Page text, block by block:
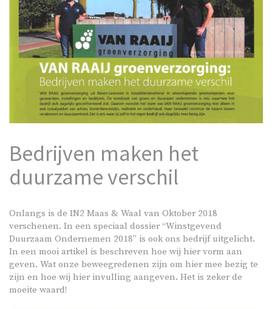
Bedrijven maken het
duurzame verschil
Onlangs is de IN2 Maas & Waal van Oktober 2018
verschenen. In een speciaal dossier “Winstgevend
Duurzaam Ondernemen 2018” is ook ons bedrijf uitgelicht.
In een mooi artikel is beschreven hoe wij hier vorm aan
geven. Wat onze beweegredenen zijn om hier mee bezig te
zijn en hoe wij hier invulling aangeven. Het is zeker de
moeite waard!